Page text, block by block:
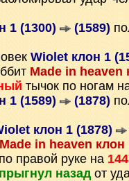
1 (1300) (1589)
Wiolet клон 1
Made in heaven
тычок по ногам
1 (1589) (1878)
клон 1 (1878)
Made in heaven
правой руке на
назадот